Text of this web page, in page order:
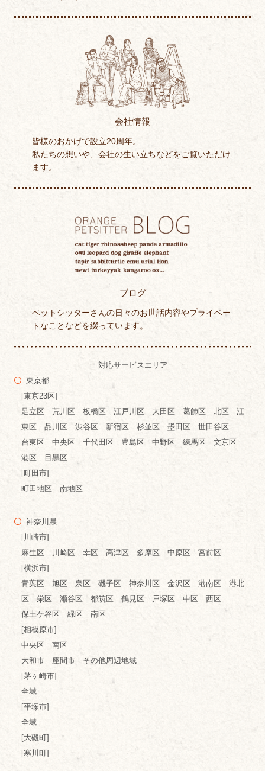
会社情報
皆様のおかげで設立20周年。
私たちの想いや、会社の生い立ちなどをご覧いただけ
ます。
ブログ
ペットシッターさんの日々のお世話内容やプライベー
トなことなどを綴っています。
対応サービスエリア
東京都
[東京23区]
足立区 荒川区 板橋区 江戸川区 大田区 葛飾区 北区 江
東区 品川区 渋谷区 新宿区 杉並区 墨田区 世田谷区
台東区 中央区 千代田区 豊島区 中野区 練馬区 文京区
港区 目黒区
[町田市]
町田地区 南地区
神奈川県
[川崎市]
麻生区 川崎区 幸区 高津区 多摩区 中原区 宮前区
[横浜市]
青葉区 旭区 泉区 磯子区 神奈川区 金沢区 港南区 港北
区 栄区 瀬谷区 都筑区 鶴見区 戸塚区 中区 西区
保土ケ谷区 緑区 南区
[相模原市]
中央区 南区
大和市 座間市 その他周辺地域
[茅ヶ崎市]
全域
[平塚市]
全域
[大磯町]
[寒川町]